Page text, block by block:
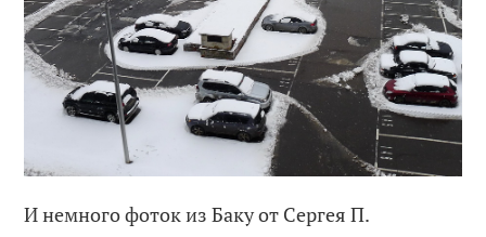
И немного фоток из Баку от Сергея П.